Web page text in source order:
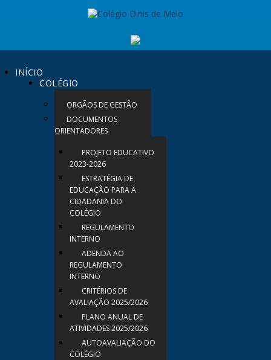
INÍCIO
COLÉGIO
ORGÃOS DE GESTÃO
DOCUMENTOS
ORIENTADORES
PROJETO EDUCATIVO
2023-2026
ESTRATÉGIA DE
EDUCAÇÃO PARA A
CIDADANIA DO
COLÉGIO
REGULAMENTO
INTERNO
ADENDA AO
REGULAMENTO
INTERNO
CRITÉRIOS DE
AVALIAÇÃO 2025/2026
PLANO ANUAL DE
ATIVIDADES 2025/2026
AUTOAVALIAÇÃO DO
COLÉGIO